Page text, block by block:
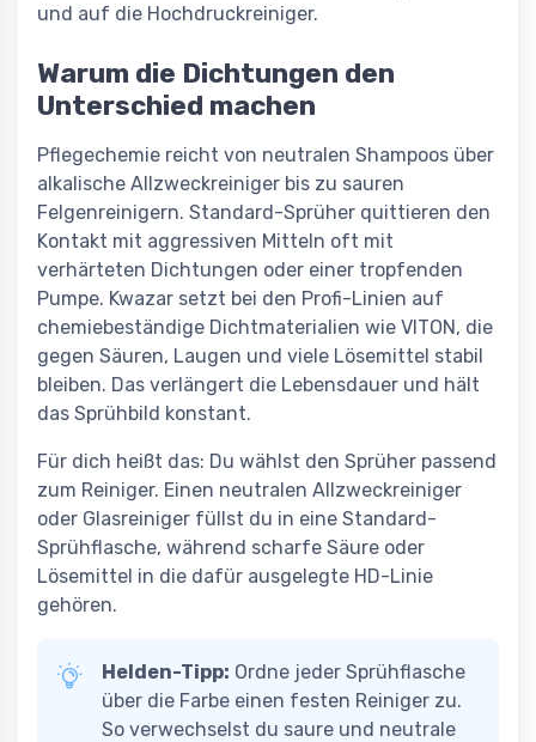
und auf die Hochdruckreiniger.
Warum die Dichtungen den
Unterschied machen
Pflegechemie reicht von neutralen Shampoos über
alkalische Allzweckreiniger bis zu sauren
Felgenreinigern. Standard-Sprüher quittieren den
Kontakt mit aggressiven Mitteln oft mit
verhärteten Dichtungen oder einer tropfenden
Pumpe. Kwazar setzt bei den Profi-Linien auf
chemiebeständige Dichtmaterialien wie VITON, die
gegen Säuren, Laugen und viele Lösemittel stabil
bleiben. Das verlängert die Lebensdauer und hält
das Sprühbild konstant.
Für dich heißt das: Du wählst den Sprüher passend
zum Reiniger. Einen neutralen Allzweckreiniger
oder Glasreiniger füllst du in eine Standard-
Sprühflasche, während scharfe Säure oder
Lösemittel in die dafür ausgelegte HD-Linie
gehören.
Helden-Tipp: Ordne jeder Sprühflasche
über die Farbe einen festen Reiniger zu.
So verwechselst du saure und neutrale